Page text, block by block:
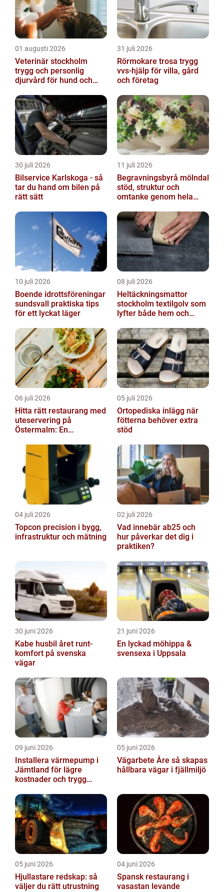
01 augusti 2026
Veterinär stockholm
trygg och personlig
djurvård för hund och
31 juli 2026
Rörmokare trosa trygg
vvs-hjälp för villa, gård
och företag
30 juli 2026
Bilservice Karlskoga - så
tar du hand om bilen på
rätt sätt
11 juli 2026
Begravningsbyrå mölndal
stöd, struktur och
omtanke genom hela
10 juli 2026
Boende idrottsföreningar
sundsvall praktiska tips
för ett lyckat läger
08 juli 2026
Heltäckningsmattor
stockholm textilgolv som
lyfter både hem och
06 juli 2026
Hitta rätt restaurang med
uteservering på
Östermalm: En
i solen
05 juli 2026
Ortopediska inlägg när
fötterna behöver extra
stöd
04 juli 2026
Topcon precision i bygg,
infrastruktur och mätning
02 juli 2026
Vad innebär ab25 och
hur påverkar det dig i
praktiken?
30 juni 2026
Kabe husbil året runt-
komfort på svenska
vägar
21 juni 2026
En lyckad möhippa &
svensexa i Uppsala
09 juni 2026
Installera värmepump i
Jämtland för lägre
kostnader och trygg
05 juni 2026
Vägarbete Åre så skapas
hållbara vägar i fjällmiljö
05 juni 2026
Hjullastare redskap: så
väljer du rätt utrustning
04 juni 2026
Spansk restaurang i
vasastan levande